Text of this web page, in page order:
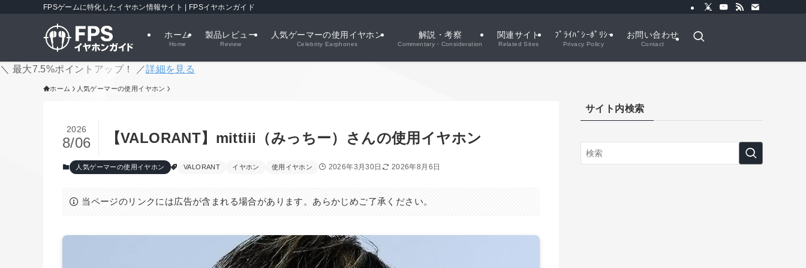
FPSゲームに特化したイヤホン情報サイト | FPSイヤホンガイド
ホーム
Home
製品レビュー
Review
人気ゲーマーの使用イヤホン
Celebrity Earphones
解説・考察
Commentary・Consideration
関連サイト
Related Sites
ﾌﾟﾗｲﾊﾞｼｰﾎﾟﾘｼｰ
Privacy Policy
お問い合わせ
Contact
＼ 最大7.5%ポイントアップ！ ／詳細を見る
ホーム 人気ゲーマーの使用イヤホン
【VALORANT】mittiii（みっちー）さんの使用イヤホン
2026
8/06
人気ゲーマーの使用イヤホン VALORANT イヤホン 使用イヤホン 2026年3月30日 2026年8月6日
当ページのリンクには広告が含まれる場合があります。あらかじめご了承ください。
サイト内検索